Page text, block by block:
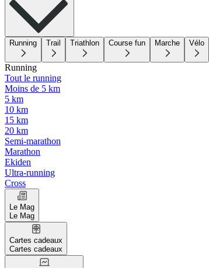
Running Trail Triathlon Course fun Marche Vélo
Running
Tout le running
Moins de 5 km
5 km
10 km
15 km
20 km
Semi-marathon
Marathon
Ekiden
Ultra-running
Cross
Le Mag
Le Mag
Cartes cadeaux
Cartes cadeaux